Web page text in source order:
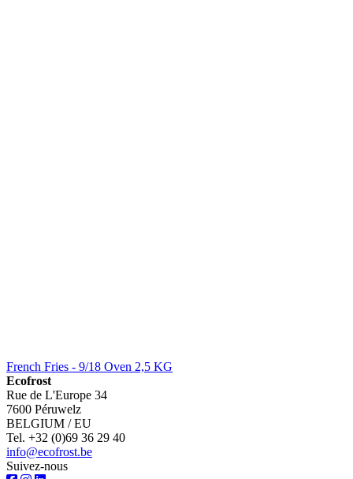
French Fries - 9/18 Oven 2,5 KG
Ecofrost
Rue de L'Europe 34
7600 Péruwelz
BELGIUM / EU
Tel. +32 (0)69 36 29 40
info@ecofrost.be
Suivez-nous